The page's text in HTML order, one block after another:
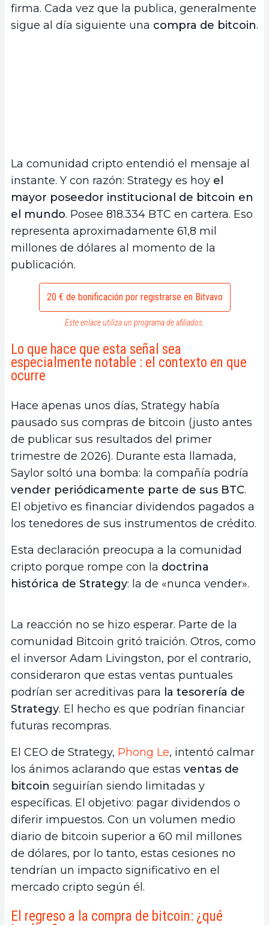
firma. Cada vez que la publica, generalmente
sigue al día siguiente una compra de bitcoin.
La comunidad cripto entendió el mensaje al
instante. Y con razón: Strategy es hoy el
mayor poseedor institucional de bitcoin en
el mundo. Posee 818.334 BTC en cartera. Eso
representa aproximadamente 61,8 mil
millones de dólares al momento de la
publicación.
20 € de bonificación por registrarse en Bitvavo
Este enlace utiliza un programa de afiliados.
Lo que hace que esta señal sea
especialmente notable : el contexto en que
ocurre
Hace apenas unos días, Strategy había
pausado sus compras de bitcoin (justo antes
de publicar sus resultados del primer
trimestre de 2026). Durante esta llamada,
Saylor soltó una bomba: la compañía podría
vender periódicamente parte de sus BTC.
El objetivo es financiar dividendos pagados a
los tenedores de sus instrumentos de crédito.
Esta declaración preocupa a la comunidad
cripto porque rompe con la doctrina
histórica de Strategy: la de «nunca vender».
La reacción no se hizo esperar. Parte de la
comunidad Bitcoin gritó traición. Otros, como
el inversor Adam Livingston, por el contrario,
consideraron que estas ventas puntuales
podrían ser acreditivas para la tesorería de
Strategy. El hecho es que podrían financiar
futuras recompras.
El CEO de Strategy, Phong Le, intentó calmar
los ánimos aclarando que estas ventas de
bitcoin seguirían siendo limitadas y
específicas. El objetivo: pagar dividendos o
diferir impuestos. Con un volumen medio
diario de bitcoin superior a 60 mil millones
de dólares, por lo tanto, estas cesiones no
tendrían un impacto significativo en el
mercado cripto según él.
El regreso a la compra de bitcoin: ¿qué